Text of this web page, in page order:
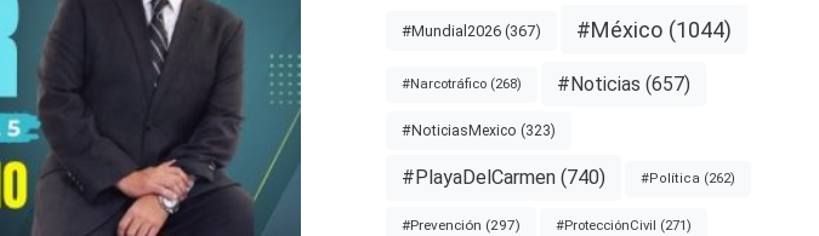
#Mundial2026(367) #México(1044)
#Narcotráfico(268) #Noticias (657)
#NoticiasMexico (323)
#PlayaDelCarmen(740) #Política (262)
#Prevención (297) #ProtecciónCivil (271)